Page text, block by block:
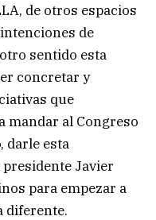
de otros espacios
de
sentido esta
concretar y
que
mandar al Congreso
darle esta
Javier
para empezar a
diferente.